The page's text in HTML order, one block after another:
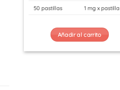
50 pastillas 1 mg x pastilla
Añadir al carrito